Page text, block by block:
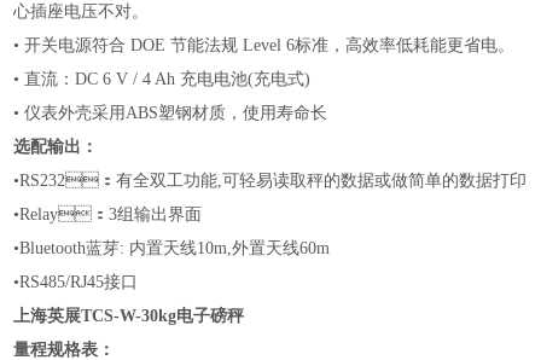
心插座电压不对。
• 开关电源符合 DOE 节能法规 Level 6标准，高效率低耗能更省电。
• 直流：DC 6 V / 4 Ah 充电电池(充电式)
• 仪表外壳采用ABS塑钢材质，使用寿命长
选配输出：
•RS232：有全双工功能,可轻易读取秤的数据或做简单的数据打印
•Relay：3组输出界面
•Bluetooth蓝芽: 内置天线10m,外置天线60m
•RS485/RJ45接口
上海英展TCS-W-30kg电子磅秤
量程规格表：